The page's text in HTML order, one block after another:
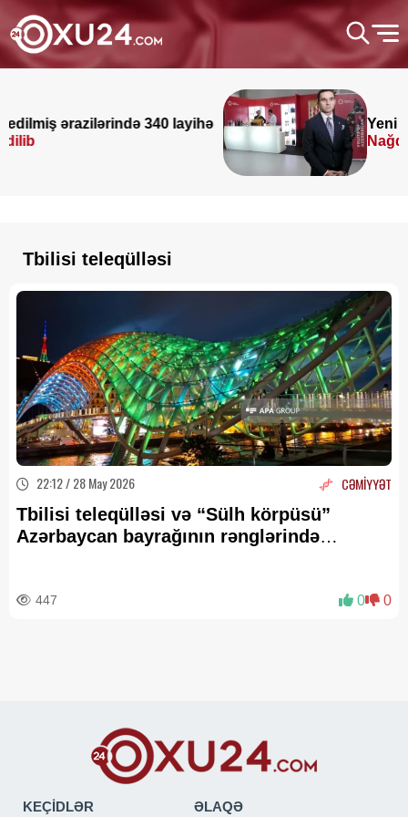
ərazilərində 340 layihə
Yeni
Nağdəliyevin
Tbilisi teleqülləsi
22:12 / 28 May 2026 CƏMİYYƏT
Tbilisi teleqülləsi və “Sülh körpüsü”
Azərbaycan bayrağının rənglərində
447 0 0
KEÇİDLƏR ƏLAQƏ